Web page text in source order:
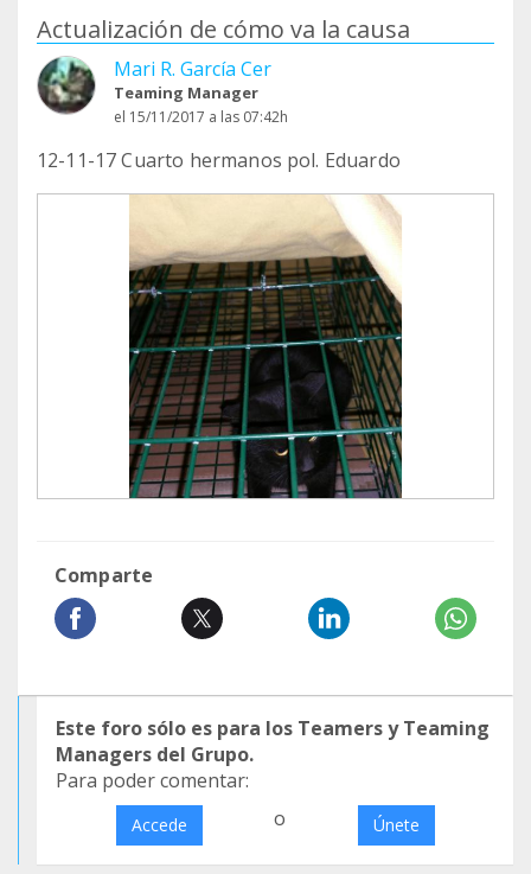
Actualización de cómo va la causa
Mari R. García Cer
Teaming Manager
el 15/11/2017 a las 07:42h
12-11-17 Cuarto hermanos pol. Eduardo
Comparte
Este foro sólo es para los Teamers y Teaming
Managers del Grupo.
Para poder comentar:
Accede o Únete